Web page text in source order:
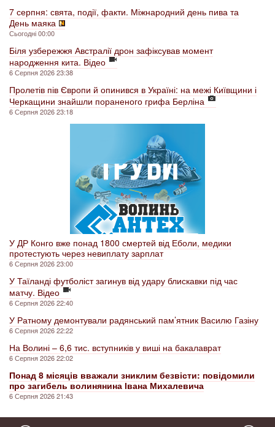
7 серпня: свята, події, факти. Міжнародний день пива та
День маяка
Сьогодні 00:00
Біля узбережжя Австралії дрон зафіксував момент
народження кита. Відео
6 Серпня 2026 23:38
Пролетів пів Європи й опинився в Україні: на межі Київщини і
Черкащини знайшли пораненого грифа Берліна
6 Серпня 2026 23:18
У ДР Конго вже понад 1800 смертей від Еболи, медики
протестують через невиплату зарплат
6 Серпня 2026 23:00
У Таїланді футболіст загинув від удару блискавки під час
матчу. Відео
6 Серпня 2026 22:40
У Ратному демонтували радянський пам’ятник Василю Газіну
6 Серпня 2026 22:22
На Волині – 6,6 тис. вступників у виші на бакалаврат
6 Серпня 2026 22:02
Понад 8 місяців вважали зниклим безвісти: повідомили
про загибель волинянина Івана Михалевича
6 Серпня 2026 21:43